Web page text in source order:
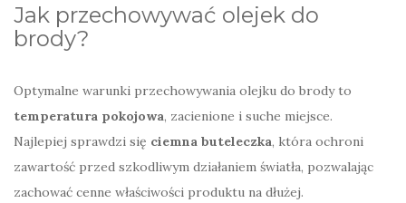
Jak przechowywać olejek do
brody?
Optymalne warunki przechowywania olejku do brody to
temperatura pokojowa, zacienione i suche miejsce.
Najlepiej sprawdzi się ciemna buteleczka, która ochroni
zawartość przed szkodliwym działaniem światła, pozwalając
zachować cenne właściwości produktu na dłużej.